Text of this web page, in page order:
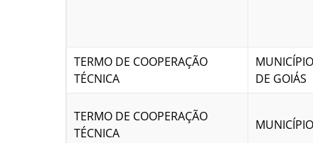
TERMO DE COOPERAÇÃO
TÉCNICA
DE GOIÁS
TERMO DE COOPERAÇÃO
TÉCNICA